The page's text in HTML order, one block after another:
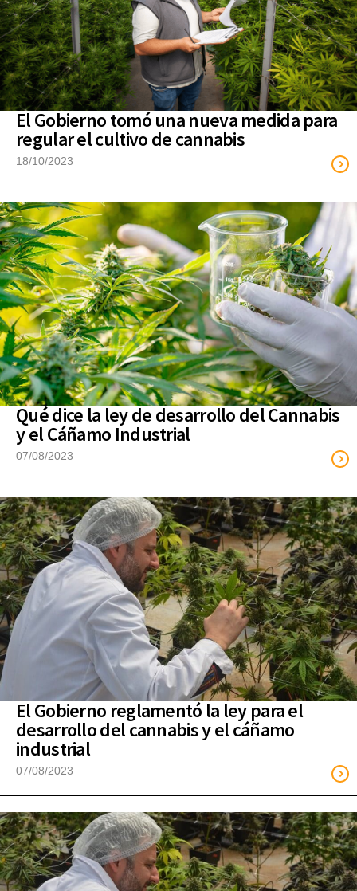
El Gobierno tomó una nueva medida para
regular el cultivo de cannabis
18/10/2023
Qué dice la ley de desarrollo del Cannabis
y el Cáñamo Industrial
07/08/2023
El Gobierno reglamentó la ley para el
desarrollo del cannabis y el cáñamo
industrial
07/08/2023